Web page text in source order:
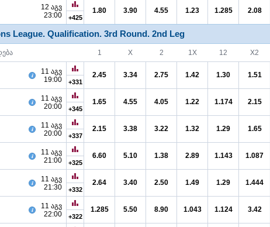
12 აგვ
23:00
+425
1.80 3.90 4.55 1.23 1.285 2.08
League. Qualification. 3rd Round. 2nd Leg
1 X 2 1X 12 X2
11 აგვ
19:00
+331
2.45 3.34 2.75 1.42 1.30 1.51
11 აგვ
20:00
+345
1.65 4.55 4.05 1.22 1.174 2.15
11 აგვ
20:00
+337
2.15 3.38 3.22 1.32 1.29 1.65
11 აგვ
21:00
+325
6.60 5.10 1.38 2.89 1.143 1.087
11 აგვ
21:30
+332
2.64 3.40 2.50 1.49 1.29 1.444
11 აგვ
22:00
+322
1.285 5.50 8.90 1.043 1.124 3.42